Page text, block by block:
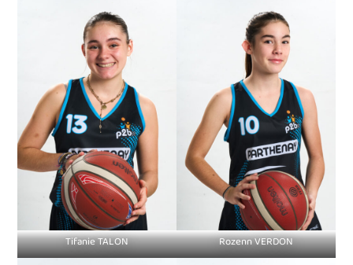
Tifanie TALON Rozenn VERDON